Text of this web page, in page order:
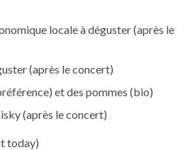
locale à déguster (après le
(après le concert)
et des pommes (bio)
(après le concert)
today)